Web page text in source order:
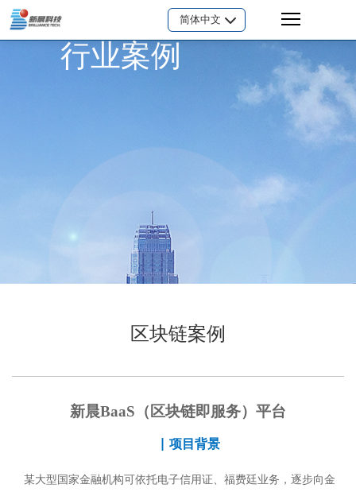
简体中文
行业案例
区块链案例
新晨BaaS（区块链即服务）平台
项目背景
某大型国家金融机构可依托电子信用证、福费廷业务，逐步向金